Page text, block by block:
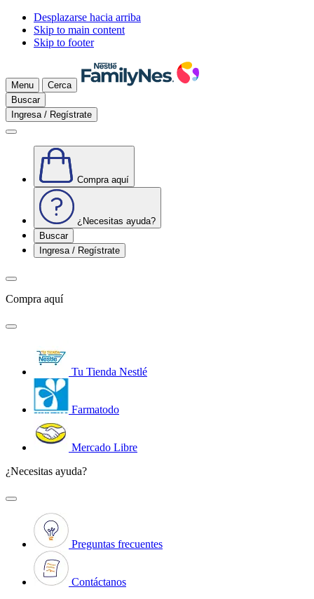
Desplazarse hacia arriba
Skip to main content
Skip to footer
Menu
Cerca
Buscar
Ingresa / Regístrate
Compra aquí
¿Necesitas ayuda?
Buscar
Ingresa / Regístrate
Compra aquí
Tu Tienda Nestlé
Farmatodo
Mercado Libre
¿Necesitas ayuda?
Preguntas frecuentes
Contáctanos